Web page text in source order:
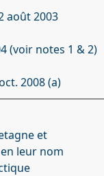
août 2003
(voir notes 1 & 2)
2008 (a)
et
leur nom